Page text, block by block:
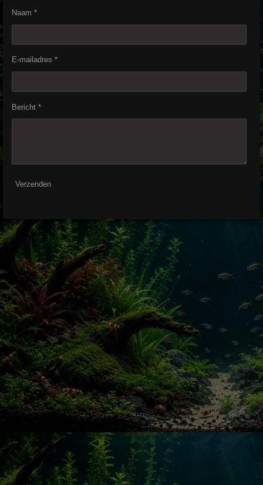
Naam *
E-mailadres *
Bericht *
Verzenden